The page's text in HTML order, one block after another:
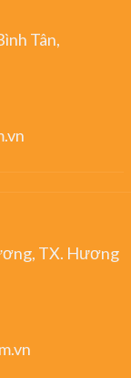
Tân,
TX. Hương